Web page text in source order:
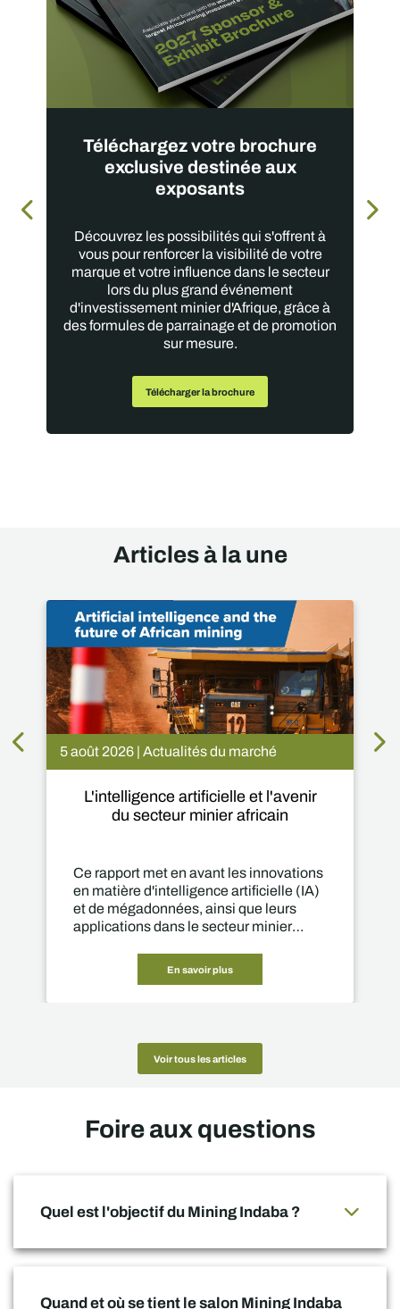
Téléchargez votre brochure
exclusive destinée aux
exposants
Découvrez les possibilités qui s'offrent à
vous pour renforcer la visibilité de votre
marque et votre influence dans le secteur
lors du plus grand événement
d'investissement minier d'Afrique, grâce à
des formules de parrainage et de promotion
sur mesure.
Télécharger la brochure
Articles à la une
5 août 2026 | Actualités du marché
L'intelligence artificielle et l'avenir
du secteur minier africain
Ce rapport met en avant les innovations
en matière d'intelligence artificielle (IA)
et de mégadonnées, ainsi que leurs
applications dans le secteur minier
En savoir plus
Voir tous les articles
Foire aux questions
Quel est l'objectif du Mining Indaba ?
Quand et où se tient le salon Mining Indaba